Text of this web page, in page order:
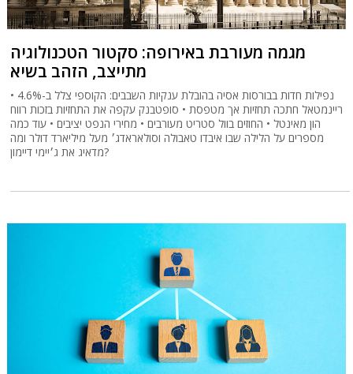
מגמה מעורבת באירופה: סקטור הטכנולוגיה
מתייצב, הזהב בשיא
נפילות חדות בבורסות אסיה בהובלת ענקיות השבבים: הקוספי צלל ב-4.6% •
ריינמטאל חתכה תחזיות אך מטפסת • סופטבנק עקפה את התחזיות בזכות רווח
הון מאינטל • החוזים בוול סטריט מעורבים • מחירי הנפט יציבים • עוד כמה
מספרים על הלילה שבו איבדו טאבולה וסולאראדג׳ מעל מיליארד דולר ומה
מדאיג את ג׳יימי דיימון?